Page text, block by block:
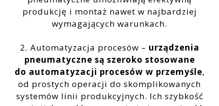
produkcję i montaż nawet w najbardziej
wymagających warunkach.
2. Automatyzacja procesów – urządzenia
pneumatyczne są szeroko stosowane
do automatyzacji procesów w przemyśle,
od prostych operacji do skomplikowanych
systemów linii produkcyjnych. Ich szybkość